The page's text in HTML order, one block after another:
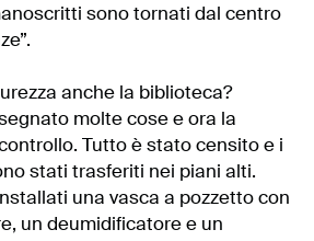
sono tornati dal centro
anche la biblioteca?
molte cose e ora la
Tutto è stato censito e i
stati trasferiti nei piani alti.
una vasca a pozzetto con
un deumidificatore e un